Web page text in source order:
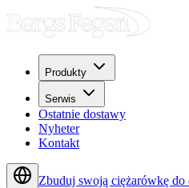
Produkty
Serwis
Ostatnie dostawy
Nyheter
Kontakt
Zbuduj swoją ciężarówkę do